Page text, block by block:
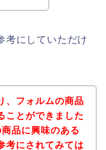
考にしていただけ
、フォルムの商品
ことができました
品に興味のある
考にされてみては